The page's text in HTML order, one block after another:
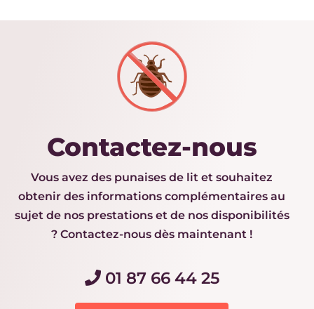
Contactez-nous
Vous avez des punaises de lit et souhaitez
obtenir des informations complémentaires au
sujet de nos prestations et de nos disponibilités
? Contactez-nous dès maintenant !
01 87 66 44 25